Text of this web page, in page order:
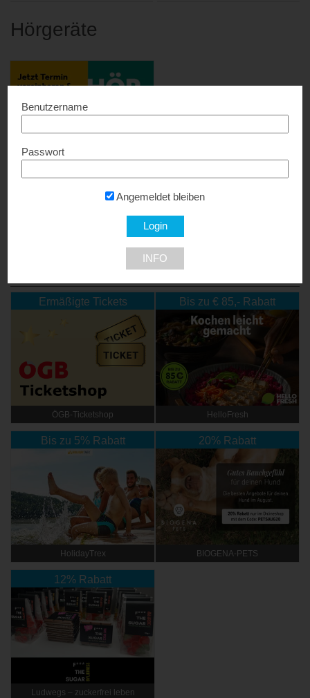
Hörgeräte
Ermäßigte Tickets
ÖGB-Ticketshop
Bis zu € 85,- Rabatt
HelloFresh
Bis zu 5% Rabatt
HolidayTrex
20% Rabatt
BIOGENA-PETS
12% Rabatt
Ludwegs – zuckerfrei leben
Benutzername
Passwort
Angemeldet bleiben
INFO